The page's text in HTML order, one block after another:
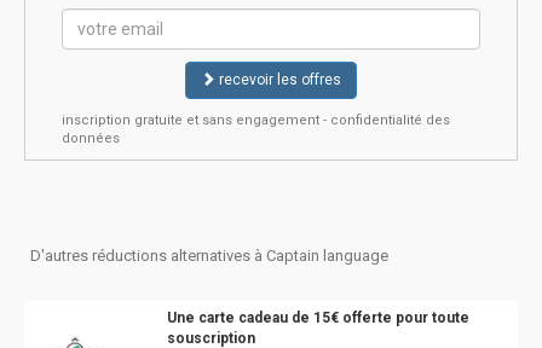
recevoir les offres
inscription gratuite et sans engagement - confidentialité des
données
D'autres réductions alternatives à Captain language
Une carte cadeau de 15€ offerte pour toute
souscription